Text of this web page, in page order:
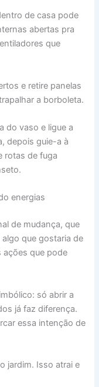
de casa pode
abertas pra
que
e retire panelas
a borboleta.
do vaso e ligue a
depois guie-a à
rotas de fuga
energias
de mudança, que
que gostaria de
ações que pode
só abrir a
já faz diferença.
essa intenção de
jardim. Isso atrai e